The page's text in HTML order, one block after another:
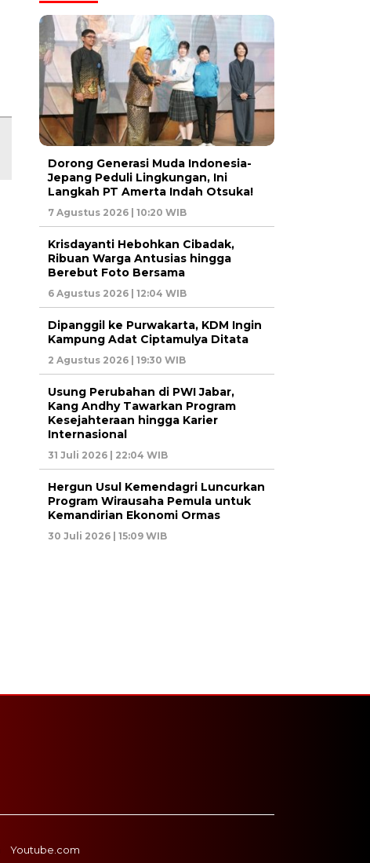
Dorong Generasi Muda Indonesia-
Jepang Peduli Lingkungan, Ini
Langkah PT Amerta Indah Otsuka!
7 Agustus 2026 | 10:20 WIB
Krisdayanti Hebohkan Cibadak,
Ribuan Warga Antusias hingga
Berebut Foto Bersama
6 Agustus 2026 | 12:04 WIB
Dipanggil ke Purwakarta, KDM Ingin
Kampung Adat Ciptamulya Ditata
2 Agustus 2026 | 19:30 WIB
Usung Perubahan di PWI Jabar,
Kang Andhy Tawarkan Program
Kesejahteraan hingga Karier
Internasional
31 Juli 2026 | 22:04 WIB
Hergun Usul Kemendagri Luncurkan
Program Wirausaha Pemula untuk
Kemandirian Ekonomi Ormas
30 Juli 2026 | 15:09 WIB
Youtube.com